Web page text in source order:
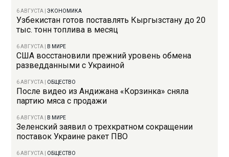
6 АВГУСТА |ЭКОНОМИКА
Узбекистан готов поставлять Кыргызстану до 20
тыс. тонн топлива в месяц
6 АВГУСТА В МИРЕ
США восстановили прежний уровень обмена
разведданными с Украиной
6 АВГУСТА ОБЩЕСТВО
После видео из Андижана «Корзинка» сняла
партию мяса с продажи
6 АВГУСТА В МИРЕ
Зеленский заявил о трехкратном сокращении
поставок Украине ракет ПВО
6 АВГУСТА ОБЩЕСТВО